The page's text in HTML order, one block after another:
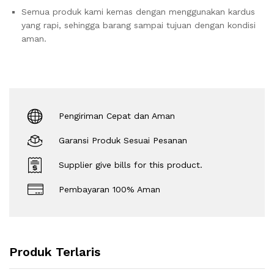
Semua produk kami kemas dengan menggunakan kardus
yang rapi, sehingga barang sampai tujuan dengan kondisi
aman.
Pengiriman Cepat dan Aman
Garansi Produk Sesuai Pesanan
Supplier give bills for this product.
Pembayaran 100% Aman
Produk Terlaris